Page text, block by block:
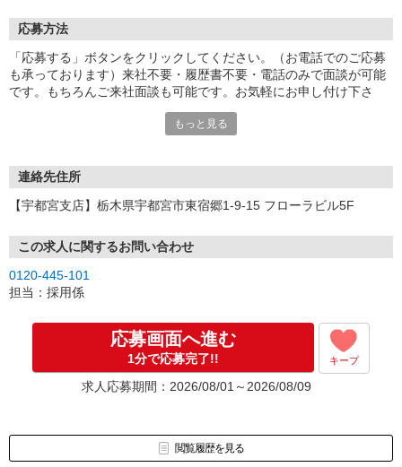
応募方法
「応募する」ボタンをクリックしてください。（お電話でのご応募
も承っております）来社不要・履歴書不要・電話のみで面談が可能
です。もちろんご来社面談も可能です。お気軽にお申し付け下さ
もっと見る
連絡先住所
【宇都宮支店】栃木県宇都宮市東宿郷1-9-15 フローラビル5F
この求人に関するお問い合わせ
0120-445-101
担当：採用係
応募画面へ進む
1分で応募完了!! キープ
求人応募期間：2026/08/01～2026/08/09
閲覧履歴を見る